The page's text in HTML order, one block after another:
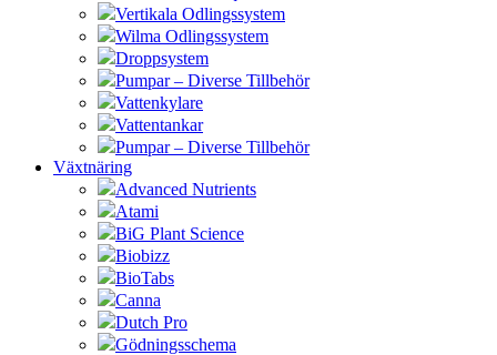
Vertikala Odlingssystem
Wilma Odlingssystem
Droppsystem
Pumpar – Diverse Tillbehör
Vattenkylare
Vattentankar
Pumpar – Diverse Tillbehör
Växtnäring
Advanced Nutrients
Atami
BiG Plant Science
Biobizz
BioTabs
Canna
Dutch Pro
Gödningsschema